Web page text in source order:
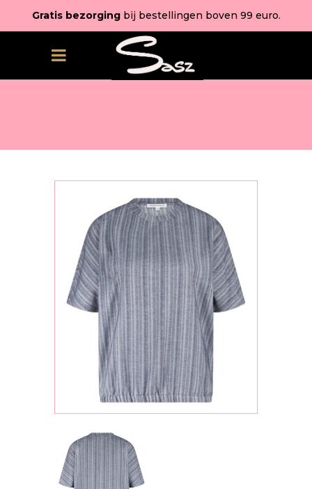
Gratis bezorgingbij bestellingen boven 99 euro.